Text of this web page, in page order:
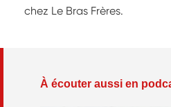
chez Le Bras Frères.
À écouter aussi en